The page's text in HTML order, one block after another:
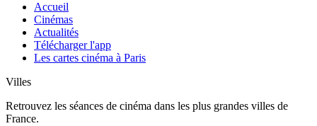
Accueil
Cinémas
Actualités
Télécharger l'app
Les cartes cinéma à Paris
Villes
Retrouvez les séances de cinéma dans les plus grandes villes de
France.